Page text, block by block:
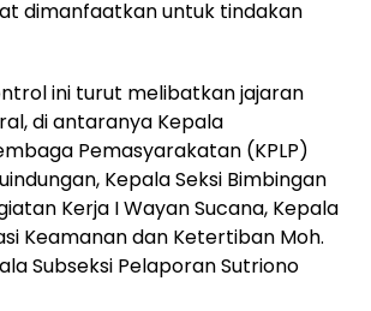
dimanfaatkan untuk tindakan
ini turut melibatkan jajaran
di antaranya Kepala
Pemasyarakatan (KPLP)
Kepala Seksi Bimbingan
Kerja I Wayan Sucana, Kepala
Keamanan dan Ketertiban Moh.
Subseksi Pelaporan Sutriono